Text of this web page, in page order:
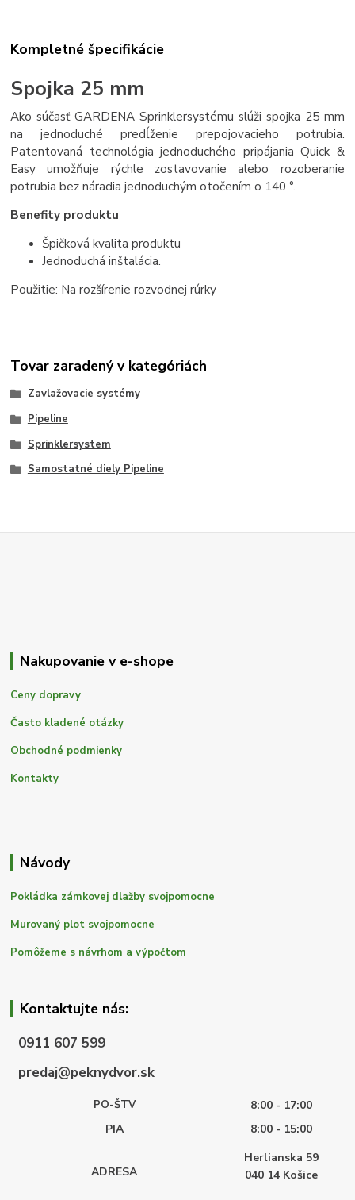
Kompletné špecifikácie
Spojka 25 mm
Ako súčasť GARDENA Sprinklersystému slúži spojka 25 mm
na jednoduché predĺženie prepojovacieho potrubia.
Patentovaná technológia jednoduchého pripájania Quick &
Easy umožňuje rýchle zostavovanie alebo rozoberanie
potrubia bez náradia jednoduchým otočením o 140 °.
Benefity produktu
Špičková kvalita produktu
Jednoduchá inštalácia.
Použitie: Na rozšírenie rozvodnej rúrky
Tovar zaradený v kategóriách
Zavlažovacie systémy
Pipeline
Sprinklersystem
Samostatné diely Pipeline
Nakupovanie v e-shope
Ceny dopravy
Často kladené otázky
Obchodné podmienky
Kontakty
Návody
Pokládka zámkovej dlažby svojpomocne
Murovaný plot svojpomocne
Pomôžeme s návrhom a výpočtom
Kontaktujte nás:
0911 607 599
predaj@peknydvor.sk
PO-ŠTV
8:00 - 17:00
PIA
8:00 - 15:00
ADRESA
Herlianska 59
040 14 Košice